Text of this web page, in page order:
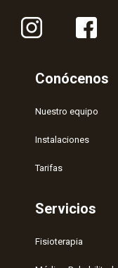
Conócenos
Nuestro equipo
Instalaciones
Tarifas
Servicios
Fisioterapia